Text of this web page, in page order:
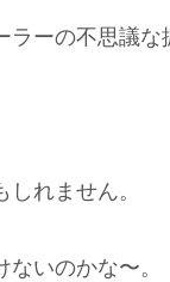
ラーの不思議
れません。
いのかな〜。